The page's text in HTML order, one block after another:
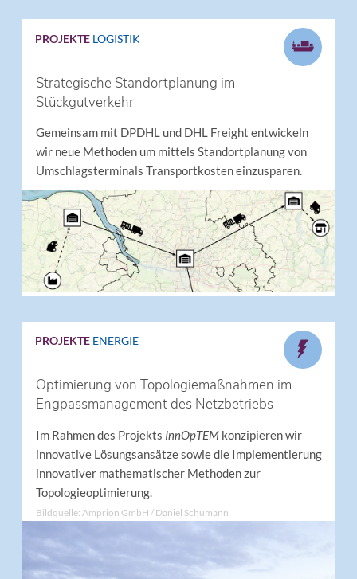
PROJEKTE LOGISTIK
Strategische Standortplanung im
Stückgutverkehr
Gemeinsam mit DPDHL und DHL Freight entwickeln
wir neue Methoden um mittels Standortplanung von
Umschlagsterminals Transportkosten einzusparen.
PROJEKTE ENERGIE
Optimierung von Topologiemaßnahmen im
Engpassmanagement des Netzbetriebs
Im Rahmen des Projekts InnOpTEMkonzipieren wir
innovative Lösungsansätze sowie die Implementierung
innovativer mathematischer Methoden zur
Topologieoptimierung.
Bildquelle: Amprion GmbH / Daniel Schumann